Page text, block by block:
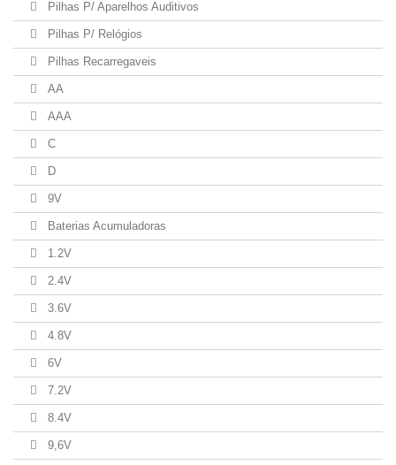
Pilhas P/ Aparelhos Auditivos
Pilhas P/ Relógios
Pilhas Recarregaveis
AA
AAA
C
D
9V
Baterias Acumuladoras
1.2V
2.4V
3.6V
4.8V
6V
7.2V
8.4V
9,6V